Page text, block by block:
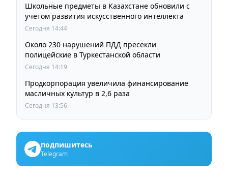
Школьные предметы в Казахстане обновили с
учетом развития искусственного интеллекта
Сегодня 14:44
Около 230 нарушений ПДД пресекли
полицейские в Туркестанской области
Сегодня 14:19
Продкорпорация увеличила финансирование
масличных культур в 2,6 раза
Сегодня 13:56
подпишитесь
Telegram